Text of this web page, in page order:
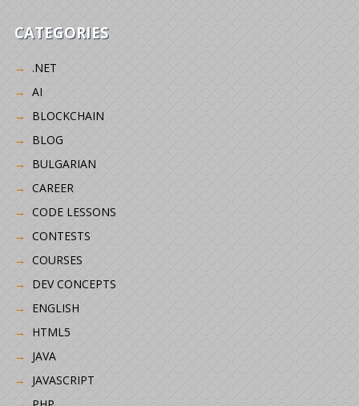
CATEGORIES
.NET
AI
BLOCKCHAIN
BLOG
BULGARIAN
CAREER
CODE LESSONS
CONTESTS
COURSES
DEV CONCEPTS
ENGLISH
HTML5
JAVA
JAVASCRIPT